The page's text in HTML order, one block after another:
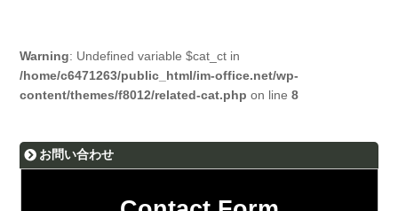
Warning: Undefined variable $cat_ct in
/home/c6471263/public_html/im-office.net/wp-
content/themes/f8012/related-cat.php on line8
お問い合わせ